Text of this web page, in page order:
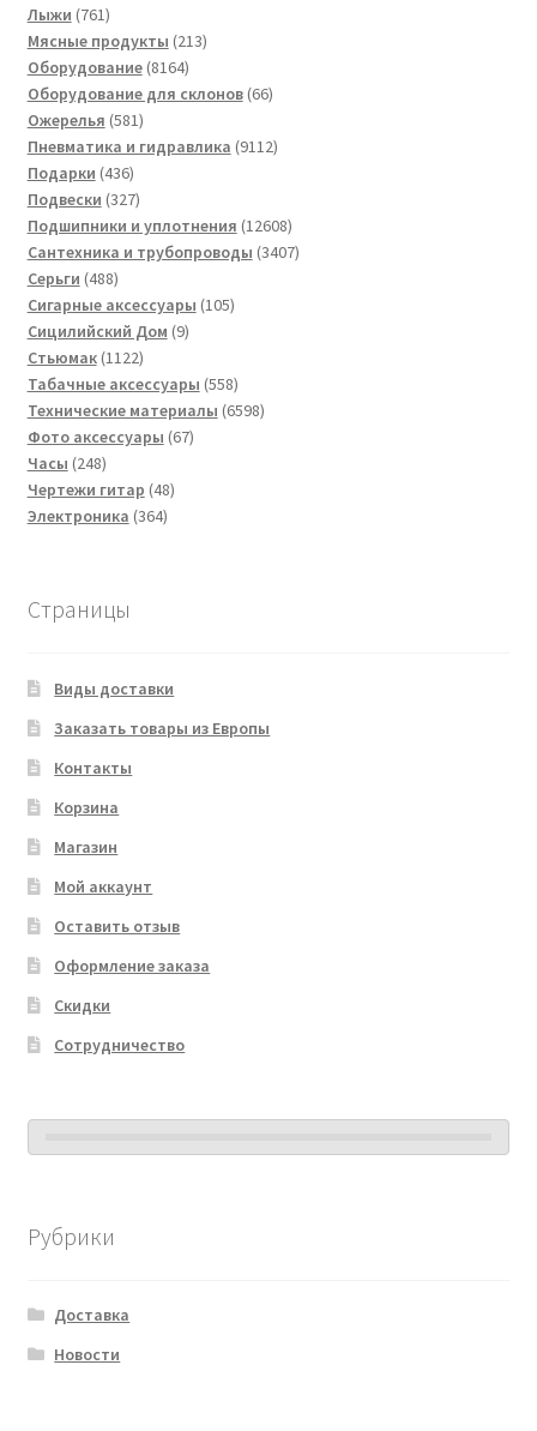
Лыжи 761761
товар
Мясные продукты 213213
Оборудование 81648164
товара
Оборудование для склонов 6666
Ожерелья 581581
товар
Пневматика и гидравлика 91129112
Подарки 436436
товаров
Подвески 327327
товаров
Подшипники и уплотнения 1260812608
товаров
Сантехника и трубопроводы 34073407
Серьги 488488
товаров
Сигарные аксессуары 105105
Сицилийский Дом 99
Стьюмак 11221122
товара
Табачные аксессуары 558558
товаров
Технические материалы 65986598
Фото аксессуары 6767
Часы 248248
товаров
Чертежи гитар 4848
Электроника 364364
Страницы
Виды доставки
Заказать товары из Европы
Контакты
Корзина
Магазин
Мой аккаунт
Оставить отзыв
Оформление заказа
Скидки
Сотрудничество
Рубрики
Доставка
Новости